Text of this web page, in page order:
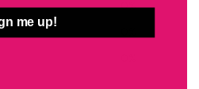
0%
me up!